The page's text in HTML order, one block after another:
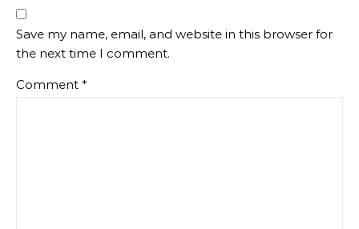
Save my name, email, and website in this browser for
the next time I comment.
Comment *